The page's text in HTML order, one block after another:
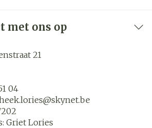
met ons op
21
04
skynet.be
Griet Lories